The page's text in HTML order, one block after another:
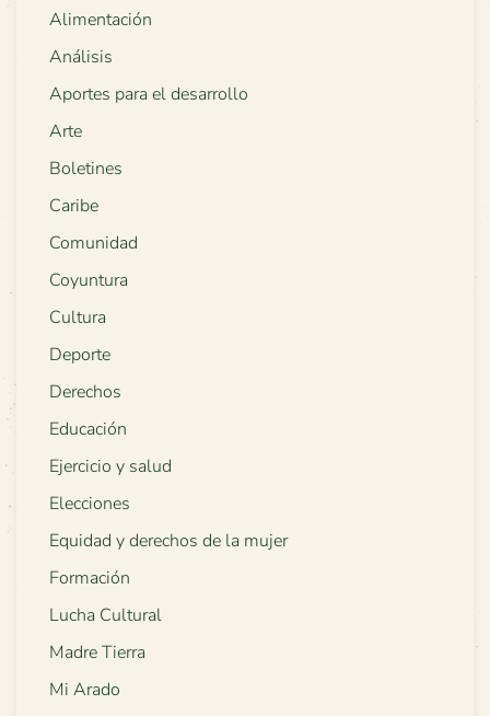
Alimentación
Análisis
Aportes para el desarrollo
Arte
Boletines
Caribe
Comunidad
Coyuntura
Cultura
Deporte
Derechos
Educación
Ejercicio y salud
Elecciones
Equidad y derechos de la mujer
Formación
Lucha Cultural
Madre Tierra
Mi Arado